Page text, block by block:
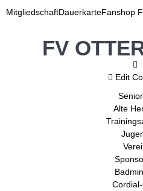
MitgliedschaftDauerkarteFanshop
FV
Edit
Alte